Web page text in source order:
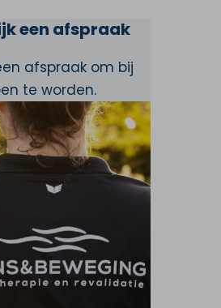
een afspraak
afspraak om bij
te worden.